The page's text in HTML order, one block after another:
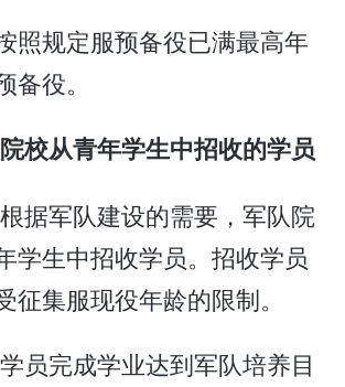
照规定服预备役已满最高年
役。
校从青年学生中招收的学员
据军队建设的需要，军队院
学生中招收学员。招收学员
征集服现役年龄的限制。
员完成学业达到军队培养目